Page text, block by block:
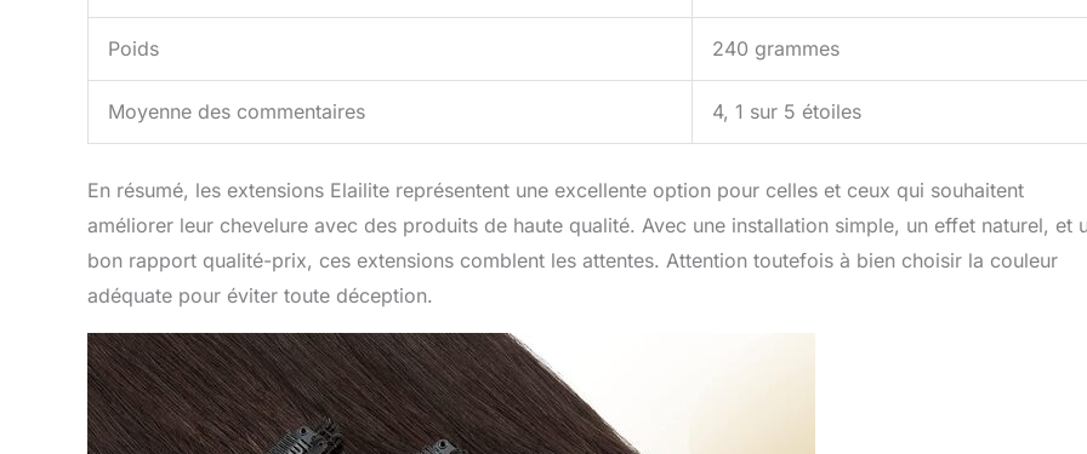
Poids 240 grammes
Moyenne des commentaires 4, 1 sur 5 étoiles
En résumé, les extensions Elailite représentent une excellente option pour celles et ceux qui souhaitent
améliorer leur chevelure avec des produits de haute qualité. Avec une installation simple, un effet naturel, et
bon rapport qualité-prix, ces extensions comblent les attentes. Attention toutefois à bien choisir la couleur
adéquate pour éviter toute déception.